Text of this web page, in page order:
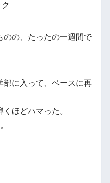
のの、たったの一週間で
部に入って、ベースに再
ほどハマった。